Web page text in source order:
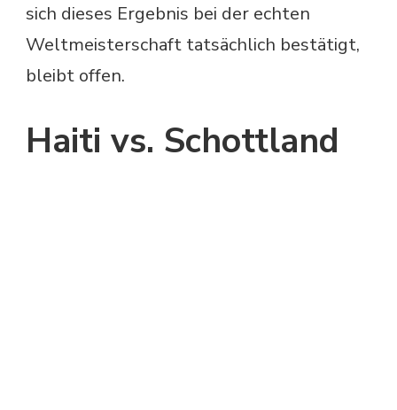
sich dieses Ergebnis bei der echten
Weltmeisterschaft tatsächlich bestätigt,
bleibt offen.
Haiti vs. Schottland